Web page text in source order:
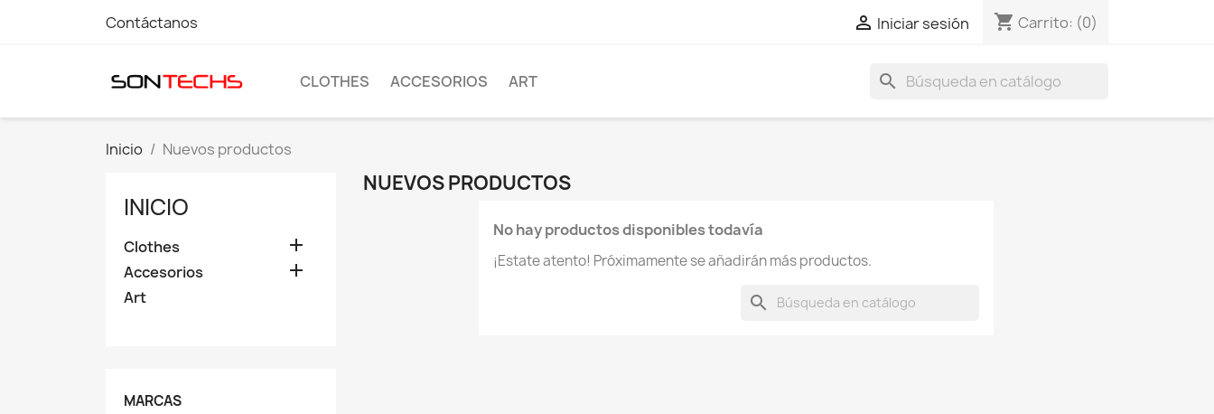
Contáctanos  Iniciar sesión shopping_cart Carrito: (0)
CLOTHES ACCESORIOS ART search
Inicio Nuevos productos
INICIO
Clothes 
Accesorios 
Art
MARCAS
NUEVOS PRODUCTOS
No hay productos disponibles todavía
¡Estate atento! Próximamente se añadirán más productos.
search